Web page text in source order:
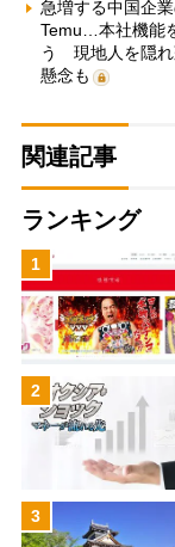
急増する中国企
Temu…本社機能
う 現地人を隠れ
懸念も
関連記事
ランキング
1
2
3